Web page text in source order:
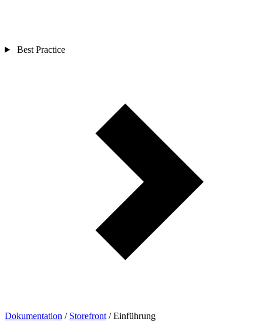
Best Practice
Dokumentation / Storefront / Einführung